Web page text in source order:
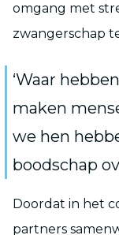
omgang met
zwangerschap
‘Waar
maken
we hen
boodschap
Doordat in het
partners